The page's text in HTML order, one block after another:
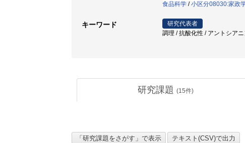
食品科学 /小区分08030:家政
キーワード
研究代表者
調理 / 抗酸化性 / アントシア
研究課題 (15件)